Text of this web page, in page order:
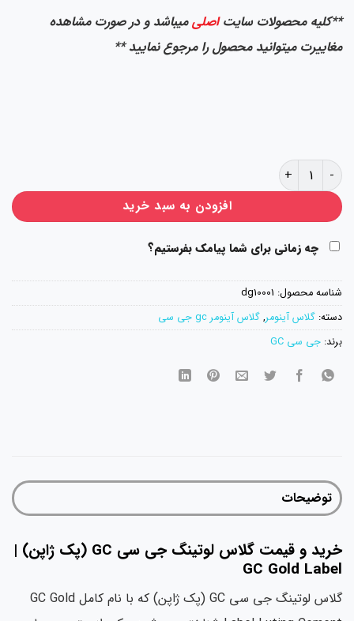
**کلیه محصولات سایتاصلیمیباشد و در صورت مشاهده
مغاییرت میتوانید محصول را مرجوع نمایید **
گلاس لوتینگ جی سی GC (پک ژاپن) | GC Gold Label عدد
افزودن به سبد خرید
چه زمانی برای شما پیامک بفرستیم؟
شناسه محصول: dg10001
دسته: گلاس آینومر, گلاس آینومر gc جی سی
برند: جی سی GC
توضیحات
خرید و قیمت گلاس لوتینگ جی سی GC (پک ژاپن) |
GC Gold Label
گلاس لوتینگ جی سی GC (پک ژاپن) که با نام کامل GC Gold